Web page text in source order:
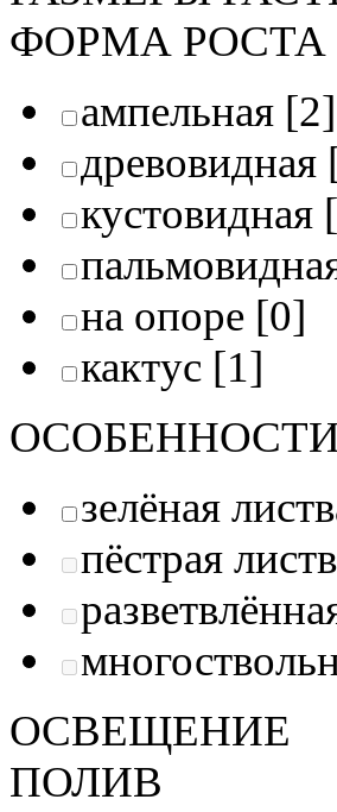
ФОРМА РОСТА
ампельная [2]
древовидная
кустовидная
на опоре [0]
кактус [1]
зелёная
пёстрая
ОСВЕЩЕНИE
ПОЛИВ